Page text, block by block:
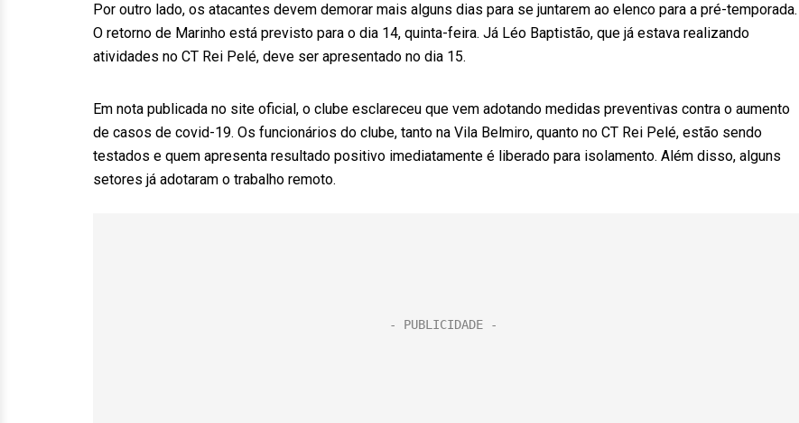
Por outro lado, os atacantes devem demorar mais alguns dias para se juntarem ao elenco para a pré-temporada.
O retorno de Marinho está previsto para o dia 14, quinta-feira. Já Léo Baptistão, que já estava realizando
atividades no CT Rei Pelé, deve ser apresentado no dia 15.
Em nota publicada no site oficial, o clube esclareceu que vem adotando medidas preventivas contra o aumento
de casos de covid-19. Os funcionários do clube, tanto na Vila Belmiro, quanto no CT Rei Pelé, estão sendo
testados e quem apresenta resultado positivo imediatamente é liberado para isolamento. Além disso, alguns
setores já adotaram o trabalho remoto.